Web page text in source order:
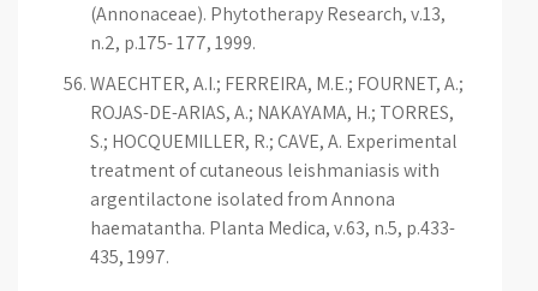
(Annonaceae). Phytotherapy Research, v.13,
n.2, p.175- 177, 1999.
WAECHTER, A.I.; FERREIRA, M.E.; FOURNET, A.;
ROJAS-DE-ARIAS, A.; NAKAYAMA, H.; TORRES,
S.; HOCQUEMILLER, R.; CAVE, A. Experimental
treatment of cutaneous leishmaniasis with
argentilactone isolated from Annona
haematantha. Planta Medica, v.63, n.5, p.433-
435, 1997.